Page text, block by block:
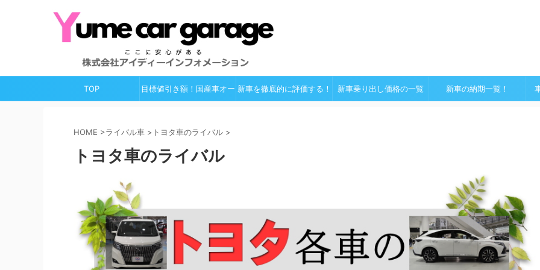
TOP 目標値引き額！国産車オー 新車を徹底的に評価する！ 新車乗り出し価格の一覧 新車の納期一覧！
HOME >ライバル車 > トヨタ車のライバル >
トヨタ車のライバル